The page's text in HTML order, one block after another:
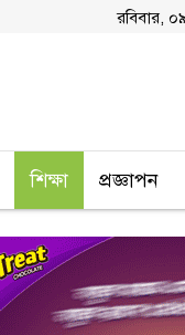
রবিবার,
শিক্ষা প্রজ্ঞাপন